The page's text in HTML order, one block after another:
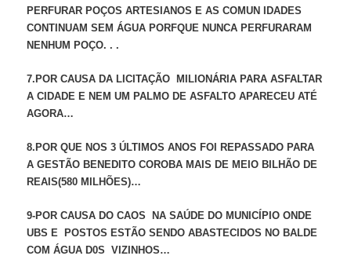
PERFURAR POÇOS ARTESIANOS E AS COMUN IDADES
CONTINUAM SEM ÁGUA PORFQUE NUNCA PERFURARAM
NENHUM POÇO. . .
7.POR CAUSA DA LICITAÇÃO MILIONÁRIA PARA ASFALTAR
A CIDADE E NEM UM PALMO DE ASFALTO APARECEU ATÉ
AGORA…
8.POR QUE NOS 3 ÚLTIMOS ANOS FOI REPASSADO PARA
A GESTÃO BENEDITO COROBA MAIS DE MEIO BILHÃO DE
REAIS(580 MILHÕES)…
9-POR CAUSA DO CAOS NA SAÚDE DO MUNICÍPIO ONDE
UBS E POSTOS ESTÃO SENDO ABASTECIDOS NO BALDE
COM ÁGUA D0S VIZINHOS…